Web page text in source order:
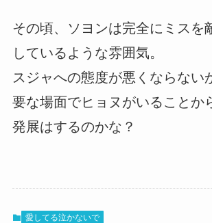
その頃、ソヨンは完全にミスを
しているような雰囲気。
スジャへの態度が悪くならない
要な場面でヒョヌがいることか
発展はするのかな？
愛してる泣かないで